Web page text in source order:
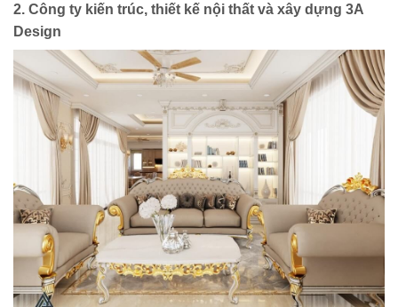
2. Công ty kiến trúc, thiết kế nội thất và xây dựng 3A
Design